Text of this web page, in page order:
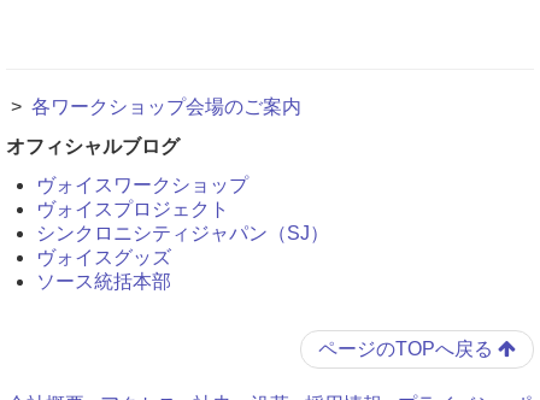
> 各ワークショップ会場のご案内
オフィシャルブログ
ヴォイスワークショップ
ヴォイスプロジェクト
シンクロニシティジャパン（SJ）
ヴォイスグッズ
ソース統括本部
ページのTOPへ戻る